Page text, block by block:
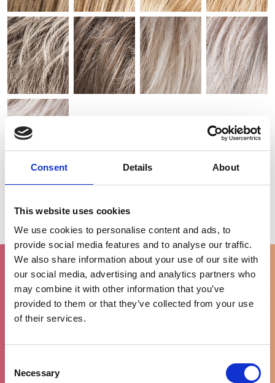
Consent Details About
This website uses cookies
We use cookies to personalise content and ads, to
provide social media features and to analyse our traffic.
We also share information about your use of our site with
our social media, advertising and analytics partners who
may combine it with other information that you’ve
provided to them or that they’ve collected from your use
of their services.
Selection
Necessary
Gratis levering